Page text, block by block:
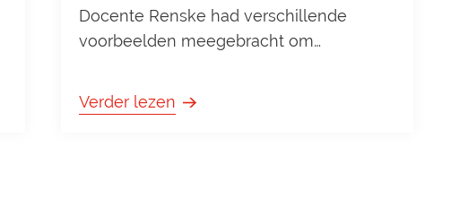
Docente Renske had verschillende
voorbeelden meegebracht om
allemaal met ECO printen kon maken.
Komende twee maanden zullen twee
Verder lezen